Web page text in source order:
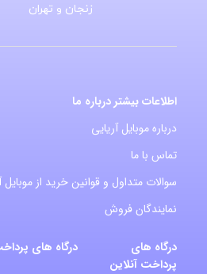
زنجان و تهران
اطلاعات بیشتر درباره ما
درباره موبایل آریایی
تماس با ما
سوالات متداول و قوانین خرید از موبایل
نمایندگان فروش
درگاه های
پرداخت آنلاین
درگاه های